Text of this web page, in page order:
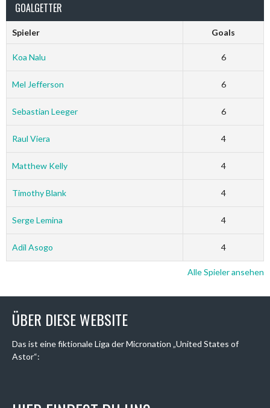
GOALGETTER
Spieler Goals
Koa Nalu 6
Mel Jefferson 6
Sebastian Leeger 6
Raul Viera 4
Matthew Kelly 4
Timothy Blank 4
Serge Lemina 4
Adil Asogo 4
Alle Spieler ansehen
ÜBER DIESE WEBSITE
Das ist eine fiktionale Liga der Micronation „United States of
Astor“: